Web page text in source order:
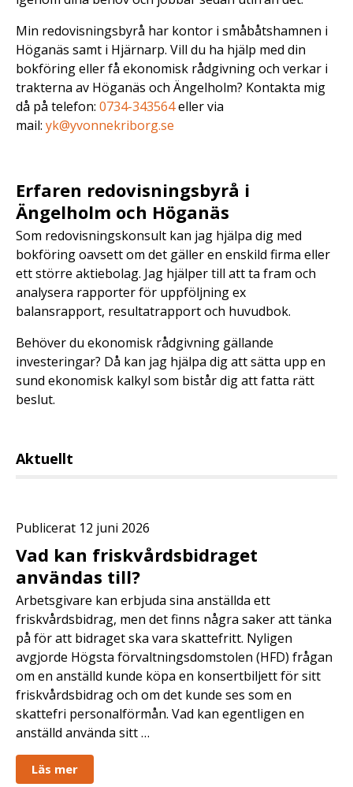
Min redovisningsbyrå har kontor i småbåtshamnen i
Höganäs samt i Hjärnarp. Vill du ha hjälp med din
bokföring eller få ekonomisk rådgivning och verkar i
trakterna av Höganäs och Ängelholm? Kontakta mig
då på telefon: 0734-343564eller via
mail: yk@yvonnekriborg.se
Erfaren redovisningsbyrå i
Ängelholm och Höganäs
Som redovisningskonsult kan jag hjälpa dig med
bokföring oavsett om det gäller en enskild firma eller
ett större aktiebolag. Jag hjälper till att ta fram och
analysera rapporter för uppföljning ex
balansrapport, resultatrapport och huvudbok.
Behöver du ekonomisk rådgivning gällande
investeringar? Då kan jag hjälpa dig att sätta upp en
sund ekonomisk kalkyl som bistår dig att fatta rätt
beslut.
Aktuellt
Publicerat 12 juni 2026
Vad kan friskvårdsbidraget
användas till?
Arbetsgivare kan erbjuda sina anställda ett
friskvårdsbidrag, men det finns några saker att tänka
på för att bidraget ska vara skattefritt. Nyligen
avgjorde Högsta förvaltningsdomstolen (HFD) frågan
om en anställd kunde köpa en konsertbiljett för sitt
friskvårdsbidrag och om det kunde ses som en
skattefri personalförmån. Vad kan egentligen en
anställd använda sitt …
Läs mer